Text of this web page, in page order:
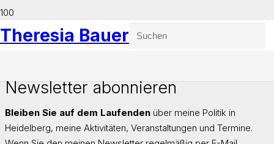
Theresia Bauer
Newsletter abonnieren
Bleiben Sie auf dem Laufenden über meine Politik in
Heidelberg, meine Aktivitäten, Veranstaltungen und Termine.